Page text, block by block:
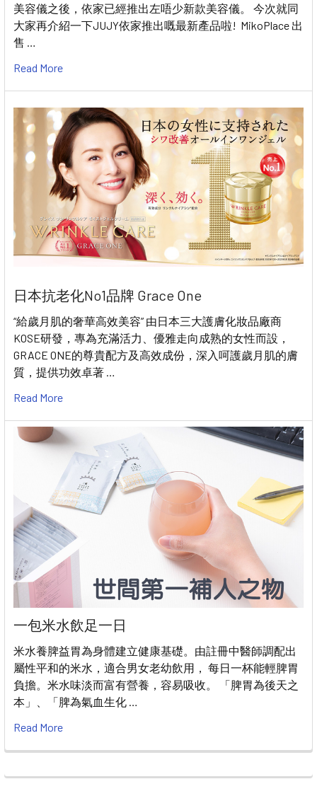
美容儀之後，依家已經推出左唔少新款美容儀。 今次就同
大家再介紹一下JUJY依家推出嘅最新產品啦! MikoPlace 出
售 …
Read More
日本抗老化No1品牌 Grace One
“給歲月肌的奢華高效美容” 由日本三大護膚化妝品廠商
KOSE研發，專為充滿活力、優雅走向成熟的女性而設，
GRACE ONE的尊貴配方及高效成份，深入呵護歲月肌的膚
質，提供功效卓著 …
Read More
一包米水飲足一日
米水養脾益胃為身體建立健康基礎。由註冊中醫師調配出
屬性平和的米水，適合男女老幼飲用， 每日一杯能輕脾胃
負擔。米水味淡而富有營養，容易吸收。 「脾胃為後天之
本」、「脾為氣血生化 …
Read More